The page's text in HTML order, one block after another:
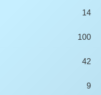
14
100
42
9